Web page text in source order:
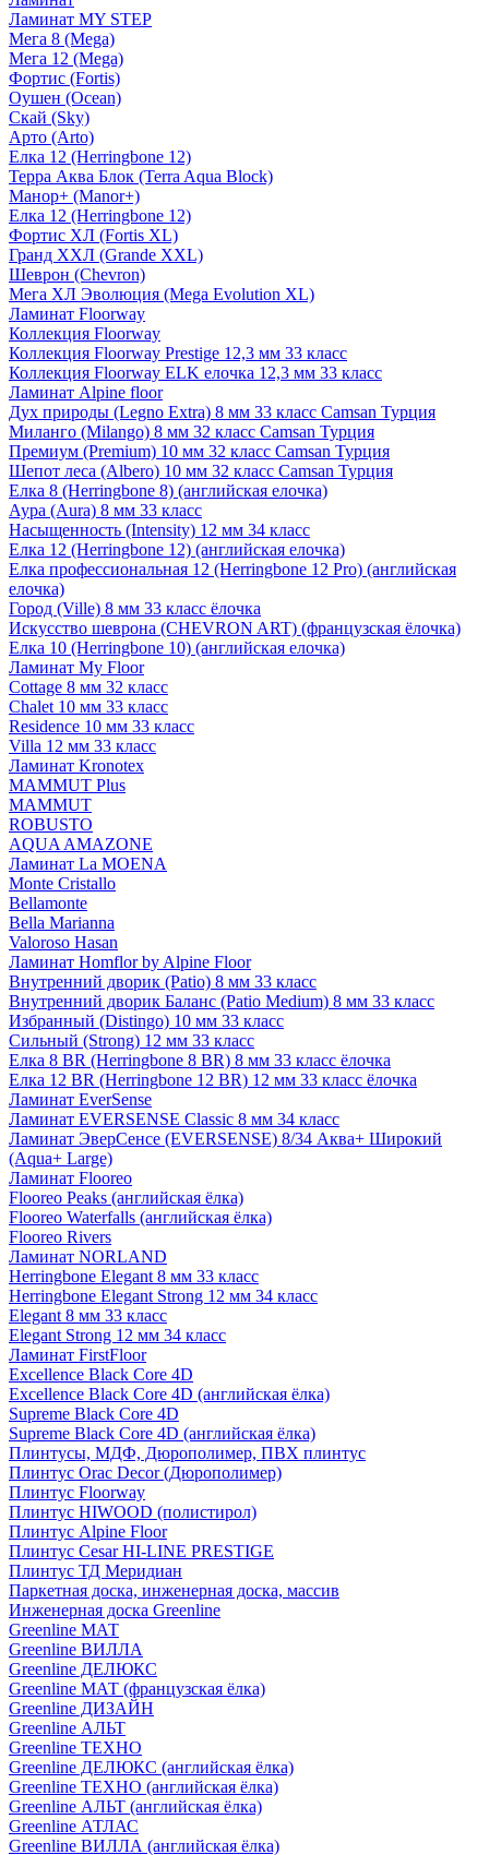
Ламинат MY STEP
Мега 8 (Mega)
Мега 12 (Mega)
Фортис (Fortis)
Оушен (Ocean)
Скай (Sky)
Арто (Arto)
Елка 12 (Herringbone 12)
Терра Аква Блок (Terra Aqua Block)
Манор+ (Manor+)
Елка 12 (Herringbone 12)
Фортис ХЛ (Fortis XL)
Гранд ХХЛ (Grande XXL)
Шеврон (Chevron)
Мега ХЛ Эволюция (Mega Evolution XL)
Ламинат Floorway
Коллекция Floorway
Коллекция Floorway Prestige 12,3 мм 33 класс
Коллекция Floorway ELK елочка 12,3 мм 33 класс
Ламинат Alpine floor
Дух природы (Legno Extra) 8 мм 33 класс Camsan Турция
Миланго (Milango) 8 мм 32 класс Camsan Турция
Премиум (Premium) 10 мм 32 класс Camsan Турция
Шепот леса (Albero) 10 мм 32 класс Camsan Турция
Елка 8 (Herringbone 8) (английская елочка)
Аура (Aura) 8 мм 33 класс
Насыщенность (Intensity) 12 мм 34 класс
Елка 12 (Herringbone 12) (английская елочка)
Елка профессиональная 12 (Herringbone 12 Pro) (английская
елочка)
Город (Ville) 8 мм 33 класс ёлочка
Искусство шеврона (CHEVRON ART) (французская ёлочка)
Елка 10 (Herringbone 10) (английская елочка)
Ламинат My Floor
Cottage 8 мм 32 класс
Chalet 10 мм 33 класс
Residence 10 мм 33 класс
Villa 12 мм 33 класс
Ламинат Kronotex
MAMMUT Plus
MAMMUT
ROBUSTO
AQUA AMAZONE
Ламинат La MOENA
Monte Cristallo
Bellamonte
Bella Marianna
Valoroso Hasan
Ламинат Homflor by Alpine Floor
Внутренний дворик (Patio) 8 мм 33 класс
Внутренний дворик Баланс (Patio Medium) 8 мм 33 класс
Избранный (Distingo) 10 мм 33 класс
Сильный (Strong) 12 мм 33 класс
Елка 8 BR (Herringbone 8 BR) 8 мм 33 класс ёлочка
Елка 12 BR (Herringbone 12 BR) 12 мм 33 класс ёлочка
Ламинат EverSense
Ламинат EVERSENSE Classic 8 мм 34 класс
Ламинат ЭверСенсе (EVERSENSE) 8/34 Аква+ Широкий
(Aqua+ Large)
Ламинат Flooreo
Flooreo Peaks (английская ёлка)
Flooreo Waterfalls (английская ёлка)
Flooreo Rivers
Ламинат NORLAND
Herringbone Elegant 8 мм 33 класс
Herringbone Elegant Strong 12 мм 34 класс
Elegant 8 мм 33 класс
Elegant Strong 12 мм 34 класс
Ламинат FirstFloor
Excellence Black Core 4D
Excellence Black Core 4D (английская ёлка)
Supreme Black Core 4D
Supreme Black Core 4D (английская ёлка)
Плинтусы, МДФ, Дюрополимер, ПВХ плинтус
Плинтус Orac Decor (Дюрополимер)
Плинтус Floorway
Плинтус HIWOOD (полистирол)
Плинтус Alpine Floor
Плинтус Cesar HI-LINE PRESTIGE
Плинтус ТД Меридиан
Паркетная доска, инженерная доска, массив
Инженерная доска Greenline
Greenline МАТ
Greenline ВИЛЛА
Greenline ДЕЛЮКС
Greenline МАТ (французская ёлка)
Greenline ДИЗАЙН
Greenline АЛЬТ
Greenline ТЕХНО
Greenline ДЕЛЮКС (английская ёлка)
Greenline ТЕХНО (английская ёлка)
Greenline АЛЬТ (английская ёлка)
Greenline АТЛАС
Greenline ВИЛЛА (английская ёлка)